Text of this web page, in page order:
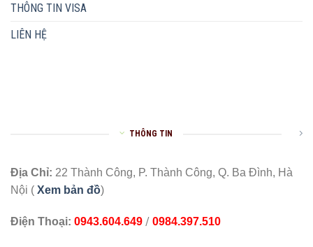
THÔNG TIN VISA
LIÊN HỆ
THÔNG TIN
Địa Chỉ: 22 Thành Công, P. Thành Công, Q. Ba Đình, Hà
Nội ( Xem bản đồ)
Điện Thoại: 0943.604.649 / 0984.397.510